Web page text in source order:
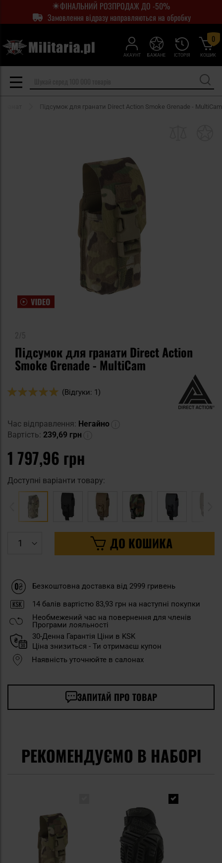
ФІНАЛЬНИЙ РОЗПРОДАЖ ДО -50%
Замовлення відразу направляються на обробку
АКАУНТ ІСТОРІЯ
БАЖАНЕ КОШИК
0
Підсумок для гранати Direct Action Smoke Grenade - MultiCam
Підсумок для гранати Direct Action
Smoke Grenade - MultiCam
Оцінка:
(Відгуки: 1)
Час відправлення: Негайно
Вартість: 239,69 грн
1 797,96 грн
Доступні варіанти товару:
ДО КОШИКА
Безкоштовна доставка від 2999 гривень
14 балів вартістю 83,93 грн на наступні покупки
Необмежений час на повернення для членів
Програми лояльності
30-Денна Гарантія Ціни в KSK
Ціна знизиться - Ти отримаєш купон
Наявність уточнюйте в салонах
ЗАПИТАЙ ПРО ТОВАР
РЕКОМЕНДУЄМО В НАБОРІ